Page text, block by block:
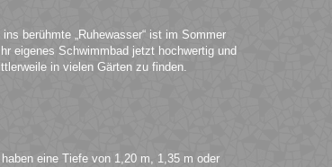
berühmte „Ruhewasser“ ist im Sommer
eigenes Schwimmbad jetzt hochwertig und
in vielen Gärten zu finden.
eine Tiefe von 1,20 m, 1,35 m oder